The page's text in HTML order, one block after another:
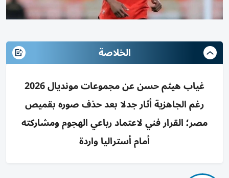
الخلاصة
غياب هيثم حسن عن مجموعات مونديال 2026
رغم الجاهزية أثار جدلا بعد حذف صوره بقميص
مصر؛ القرار فني لاعتماد رباعي الهجوم ومشاركته
أمام أستراليا واردة